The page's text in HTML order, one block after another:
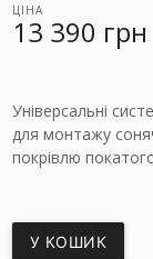
ЦІНА
13 390 грн
Універсальні
для монтажу
покрівлю
У КОШИК